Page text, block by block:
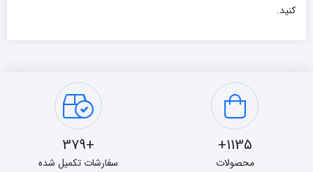
کنید.
1135+
محصولات
+379
سفارشات تکمیل شده